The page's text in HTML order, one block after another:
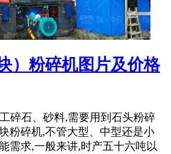
）粉碎机图片及价格
碎石、砂料,需要用到石头粉碎
粉碎机,不管大型、中型还是小
需求,一般来讲,时产五十六吨以